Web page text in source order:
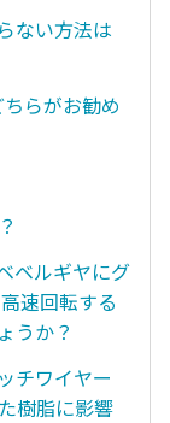
ない方法は
らがお勧め
ベルギヤにグ
速回転する
うか？
チワイヤー
樹脂に影響